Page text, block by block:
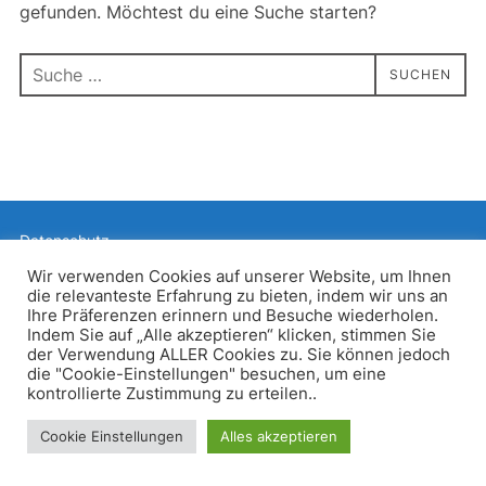
gefunden. Möchtest du eine Suche starten?
Suchen
nach:
SUCHEN
Datenschutz
Inspiro WordPress Theme von WPZOOM
Wir verwenden Cookies auf unserer Website, um Ihnen
die relevanteste Erfahrung zu bieten, indem wir uns an
Ihre Präferenzen erinnern und Besuche wiederholen.
Indem Sie auf „Alle akzeptieren“ klicken, stimmen Sie
der Verwendung ALLER Cookies zu. Sie können jedoch
die "Cookie-Einstellungen" besuchen, um eine
kontrollierte Zustimmung zu erteilen..
Cookie Einstellungen Alles akzeptieren